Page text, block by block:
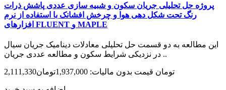
پروژه حل تحلیلی جریان سکون و شبیه سازی عددی پاشش ذرات
رنگ تحت شکل دهی هوا و چرخش افشانک با استفاده از نرم
افزارهای FLUENT و MAPLE
این مطالعه به دو قسمت حل تحلیلی معادلات دینامیک جریان سیال
در نزدیکی شرایط سکون و مطالعه عددی جریان ..
2,111,330تومان قیمت بدون مالیات: 1,937,000تومان